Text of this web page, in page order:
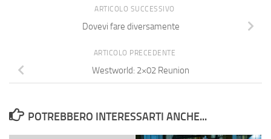
ARTICOLO SUCCESSIVO
Dovevi fare diversamente
ARTICOLO PRECEDENTE
Westworld: 2×02 Reunion
POTREBBERO INTERESSARTI ANCHE...